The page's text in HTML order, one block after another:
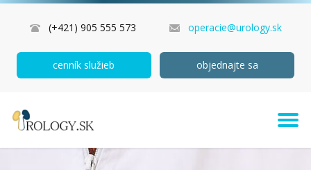
(+421) 905 555 573 operacie@urology.sk
cenník služieb objednajte sa